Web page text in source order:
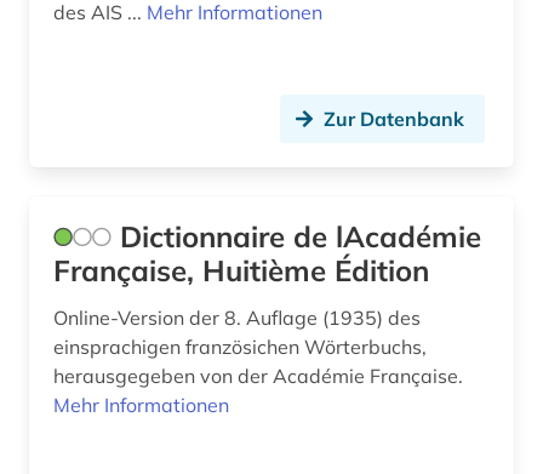
södra dalsland (1)
text (1)
textcorpus (1)
des AIS ... Mehr Informationen
Zur Datenbank
Dictionnaire de lAcadémie
Française, Huitième Édition
Online-Version der 8. Auflage (1935) des
einsprachigen französichen Wörterbuchs,
herausgegeben von der Académie Française.
Mehr Informationen